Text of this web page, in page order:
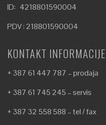
ID: 4218801590004
PDV : 218801590004
KONTAKT INFORMACIJE
+ 387 61 447 787 – prodaja
+ 387 61 745 245 – servis
+ 387 32 558 588 – tel / fax